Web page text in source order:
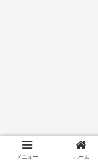
メニュー ホーム